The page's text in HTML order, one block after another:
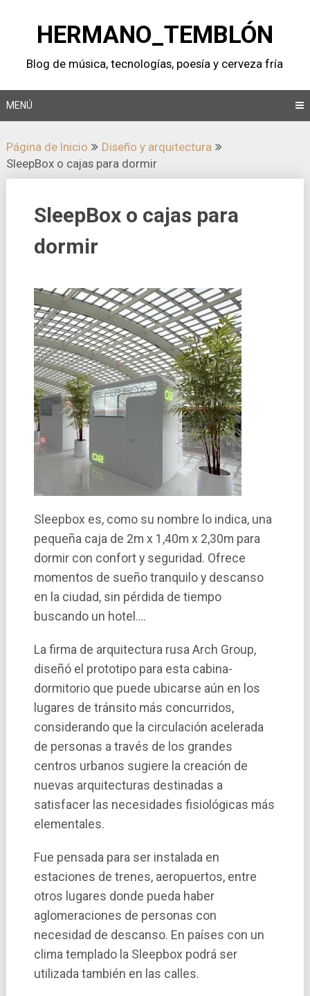
contenidoHERMANO_TEMBLÓN
Blog de música, tecnologí­as, poesí­a y cerveza frí­a
MENÚ
Página de Inicio
Diseño y arquitectura
SleepBox o cajas para dormir
SleepBox o cajas para
dormir
Sleepbox es, como su nombre lo indica, una
pequeña caja de 2m x 1,40m x 2,30m para
dormir con confort y seguridad. Ofrece
momentos de sueño tranquilo y descanso
en la ciudad, sin pérdida de tiempo
buscando un hotel….
La firma de arquitectura rusa Arch Group,
diseñó el prototipo para esta cabina-
dormitorio que puede ubicarse aún en los
lugares de tránsito más concurridos,
considerando que la circulación acelerada
de personas a través de los grandes
centros urbanos sugiere la creación de
nuevas arquitecturas destinadas a
satisfacer las necesidades fisiológicas más
elementales.
Fue pensada para ser instalada en
estaciones de trenes, aeropuertos, entre
otros lugares donde pueda haber
aglomeraciones de personas con
necesidad de descanso. En paí­ses con un
clima templado la Sleepbox podrá ser
utilizada también en las calles.